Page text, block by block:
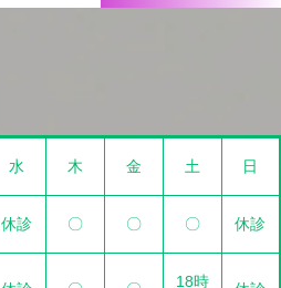
水 木 金 土 日
休診 〇 〇 〇 休診
18時